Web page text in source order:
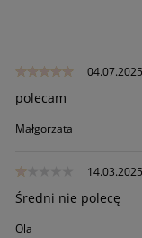
04.07.2025
polecam
Małgorzata
14.03.2025
Średni nie polecę
Ola